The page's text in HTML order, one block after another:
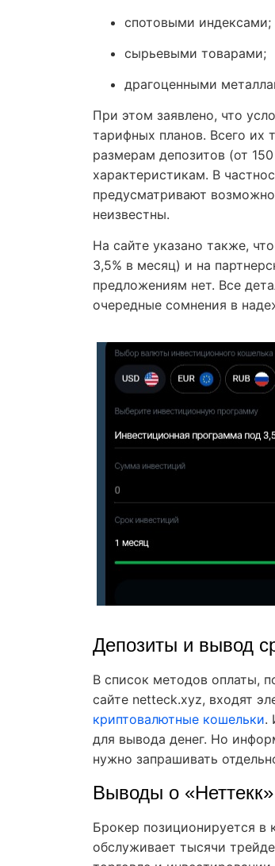
спотовыми индексами;
сырьевыми товарами;
драгоценными
При этом заявлено, что
тарифных планов. Всего их
размерам депозитов (от
характеристикам. В
предусматривают
неизвестны.
На сайте указано также,
3,5% в месяц) и на
предложениям нет. Все
очередные сомнения в
Депозиты и вывод
В список методов оплаты,
сайте netteck.xyz, входят
криптовалютные кошельки.
для вывода денег. Но
нужно запрашивать
Выводы о «Неттекк»
Брокер позиционируется в
обслуживает тысячи